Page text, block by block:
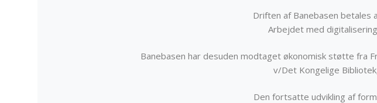
Driften af Banebasen betales
Arbejdet med
Banebasen har desuden modtaget økonomisk støtte fra
v/Det Kongelige
Den fortsatte udvikling af